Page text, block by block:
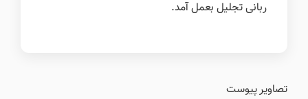
ربانی تجلیل بعمل آمد.
تصاویر پیوست